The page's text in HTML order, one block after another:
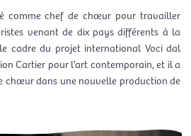
comme chef de chœur pour travailler
venant de dix pays différents à la
cadre du projet international Voci dal
Cartier pour l’art contemporain, et il a
chœur dans une nouvelle production de